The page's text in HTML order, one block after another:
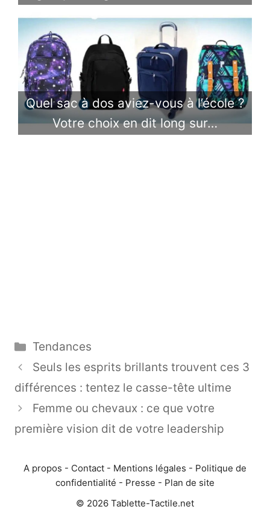
Quel sac à dos aviez-vous à l’école ?
Votre choix en dit long sur…
Catégories
Tendances
Seuls les esprits brillants trouvent ces 3
différences : tentez le casse-tête ultime
Femme ou chevaux : ce que votre
première vision dit de votre leadership
A propos - Contact - Mentions légales - Politique de
confidentialité - Presse - Plan de site
© 2026 Tablette-Tactile.net